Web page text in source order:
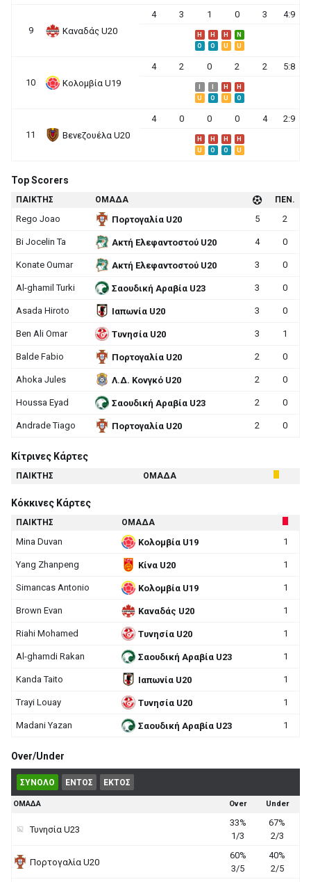
9 Καναδάς U20
4 3 1 0 3 4:9
H H H
N
O
O U U
10 Κολομβία U19
4 2 0 2 2 5:8
H
H
U
O U O
11 Βενεζουέλα U20
4 0 0 0 4 2:9
H H H
H
U
O O U
Top Scorers
ΠΑΙΚΤΗΣ ΟΜΑΔΑ ΠΕΝ.
Rego Joao Πορτογαλία U20 5 2
Bi Jocelin Ta Ακτή Ελεφαντοστού U20 4 0
Konate Oumar Ακτή Ελεφαντοστού U20 3 0
Al-ghamil Turki Σαουδική Αραβία U23 3 0
Asada Hiroto Ιαπωνία U20 3 0
Ben Ali Omar Τυνησία U20 3 1
Balde Fabio Πορτογαλία U20 2 0
Ahoka Jules Λ.Δ. Κονγκό U20 2 0
Houssa Eyad Σαουδική Αραβία U23 2 0
Andrade Tiago Πορτογαλία U20 2 0
Κίτρινες Κάρτες
ΠΑΙΚΤΗΣ ΟΜΑΔΑ
Κόκκινες Κάρτες
ΠΑΙΚΤΗΣ ΟΜΑΔΑ
Mina Duvan Κολομβία U19 1
Yang Zhanpeng Κίνα U20 1
Simancas Antonio Κολομβία U19 1
Brown Evan Καναδάς U20 1
Riahi Mohamed Τυνησία U20 1
Al-ghamdi Rakan Σαουδική Αραβία U23 1
Kanda Taito Ιαπωνία U20 1
Trayi Louay Τυνησία U20 1
Madani Yazan Σαουδική Αραβία U23 1
Over/Under
ΣΥΝΟΛΟ ΕΝΤΟΣ ΕΚΤΟΣ
ΟΜΑΔΑ Over Under
Τυνησία U23
33%
1/3
67%
2/3
Πορτογαλία U20
60%
3/5
40%
2/5